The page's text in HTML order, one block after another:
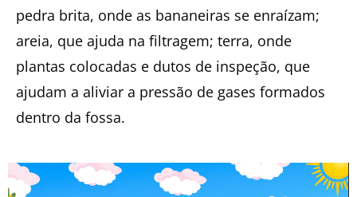
pedra brita, onde as bananeiras se enraízam;
areia, que ajuda na filtragem; terra, onde
plantas colocadas e dutos de inspeção, que
ajudam a aliviar a pressão de gases formados
dentro da fossa.